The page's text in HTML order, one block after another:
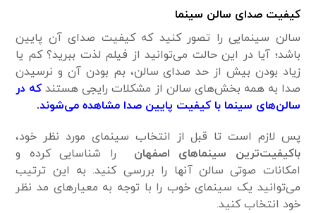
کیفیت صدای سالن سینما
سالن سینمایی را تصور کنید که کیفیت صدای آن پایین
باشد؛ آیا در این حالت می‌توانید از فیلم لذت ببرید؟ کم یا
زیاد بودن بیش از حد صدای سالن، بم بودن آن و نرسیدن
صدا به همه بخش‌های سالن از مشکلات رایجی هستندکه در
سالن‌های سینما با کیفیت پایین صدا مشاهده می‌شوند.
پس لازم است تا قبل از انتخاب سینمای مورد نظر خود،
باکیفیت‌ترین سینماهای اصفهان
را شناسایی کرده و
امکانات صوتی سالن آنها را بررسی کنید. به این ترتیب
می‌توانید یک سینمای خوب را با توجه به معیارهای مد نظر
خود انتخاب کنید.